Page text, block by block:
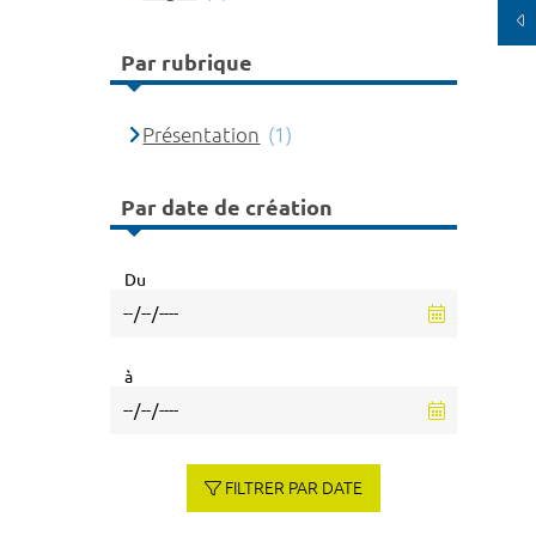
Par rubrique
Présentation (1)
Par date de création
Du
à
FILTRER PAR DATE